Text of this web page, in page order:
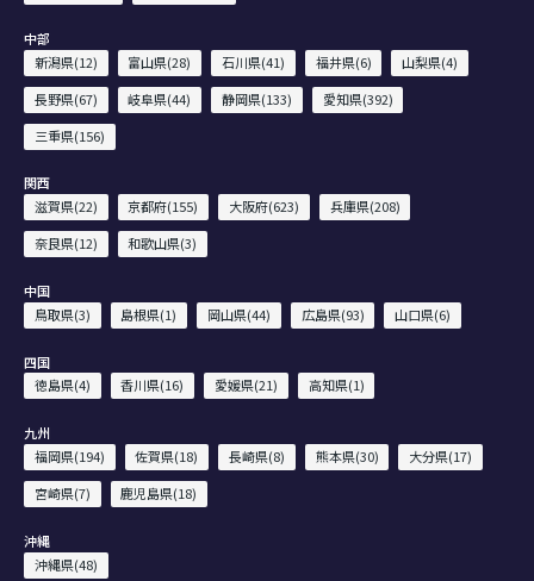
中部
新潟県(12)
富山県(28) 石川県(41) 福井県(6)
山梨県(4)
長野県(67)
岐阜県(44) 静岡県(133)
愛知県(392)
三重県(156)
関西
滋賀県(22)
京都府(155) 大阪府(623)
兵庫県(208)
奈良県(12)
和歌山県(3)
中国
鳥取県(3)
島根県(1) 岡山県(44) 広島県(93) 山口県(6)
四国
徳島県(4)
香川県(16) 愛媛県(21) 高知県(1)
九州
福岡県(194)
佐賀県(18) 長崎県(8) 熊本県(30)
大分県(17)
宮崎県(7)
鹿児島県(18)
沖縄
沖縄県(48)